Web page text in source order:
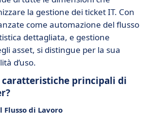
la gestione dei ticket IT. Con
come automazione del flusso
dettagliata, e gestione
asset, si distingue per la sua
d’uso.
caratteristiche principali di
Flusso di Lavoro